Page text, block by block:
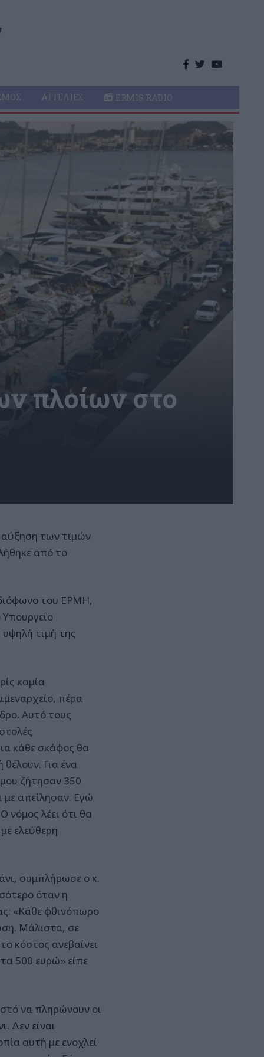
ΑΓΓΕΛΊΕΣ ERMIS RADIO
πλοίων στο
αύξηση των τιμών
από το
του ΕΡΜΗ,
Υπουργείο
υψηλή τιμή της
καμία
πέρα
Αυτό τους
κάθε σκάφος θα
θέλουν. Για ένα
ζήτησαν 350
με απείλησαν. Εγώ
νόμος λέει ότι θα
ελεύθερη
συμπλήρωσε ο κ.
όταν η
«Κάθε φθινόπωρο
Μάλιστα, σε
κόστος ανεβαίνει
500 ευρώ» είπε
να πληρώνουν οι
Δεν είναι
αυτή με ενοχλεί